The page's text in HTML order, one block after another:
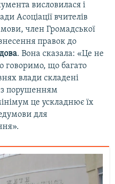
висловилася і
Асоціації вчителів
мови, член Громадської
правок до
. Вона сказала: «Це не
говоримо, що багато
влади складені
з порушенням
це ускладнює їх
для